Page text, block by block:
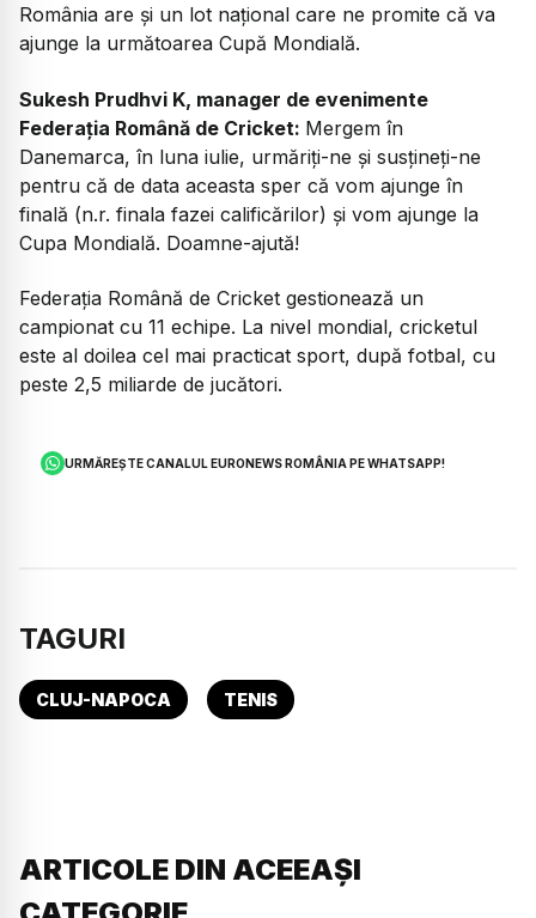
România are și un lot național care ne promite că va
ajunge la următoarea Cupă Mondială.
Sukesh Prudhvi K, manager de evenimente
Federația Română de Cricket: Mergem în
Danemarca, în luna iulie, urmăriți-ne și susțineți-ne
pentru că de data aceasta sper că vom ajunge în
finală (n.r. finala fazei calificărilor) și vom ajunge la
Cupa Mondială. Doamne-ajută!
Federația Română de Cricket gestionează un
campionat cu 11 echipe. La nivel mondial, cricketul
este al doilea cel mai practicat sport, după fotbal, cu
peste 2,5 miliarde de jucători.
URMĂREȘTE CANALUL EURONEWS ROMÂNIA PE WHATSAPP!
TAGURI
CLUJ-NAPOCA TENIS
ARTICOLE DIN ACEEAȘI